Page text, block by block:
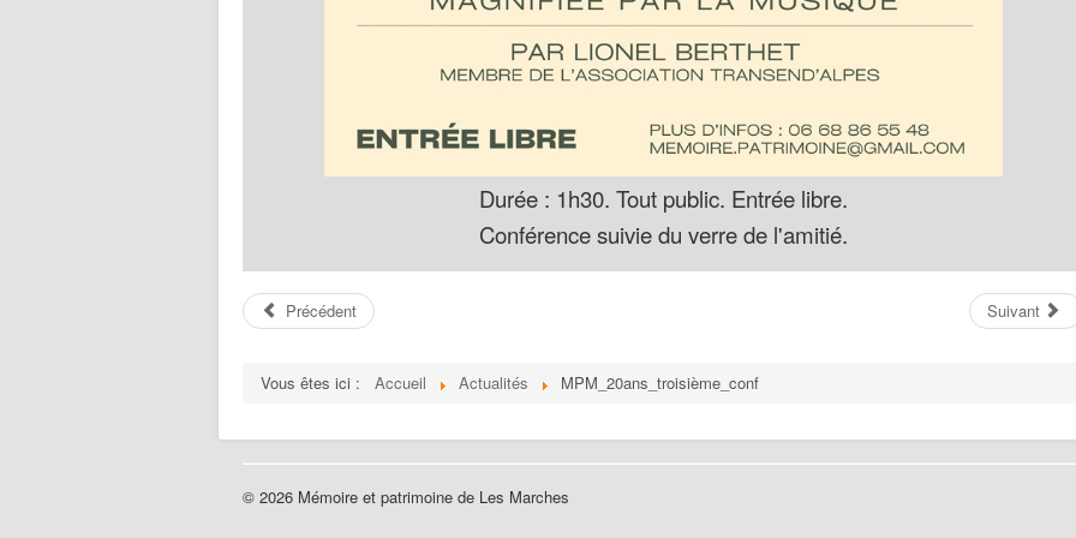
Durée : 1h30. Tout public. Entrée libre.
Conférence suivie du verre de l'amitié.
Précédent Suivant
Vous êtes ici : Accueil Actualités MPM_20ans_troisième_conf
© 2026 Mémoire et patrimoine de Les Marches